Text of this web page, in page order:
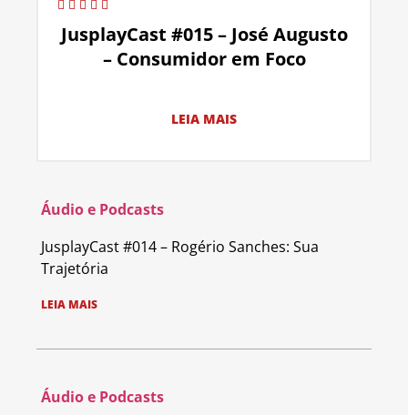
JusplayCast #015 – José Augusto
– Consumidor em Foco
LEIA MAIS
Áudio e Podcasts
JusplayCast #014 – Rogério Sanches: Sua
Trajetória
LEIA MAIS
Áudio e Podcasts